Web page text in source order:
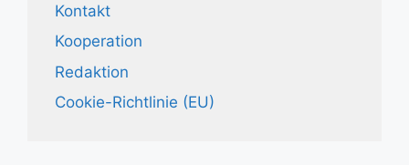
Kontakt
Kooperation
Redaktion
Cookie-Richtlinie (EU)